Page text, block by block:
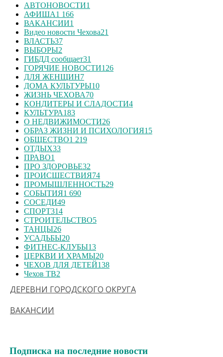
АВТОНОВОСТИ1
АФИША1 166
ВАКАНСИИ1
Видео новости Чехова21
ВЛАСТЬ37
ВЫБОРЫ2
ГИБДД сообщает31
ГОРЯЧИЕ НОВОСТИ126
ДЛЯ ЖЕНЩИН7
ДОМА КУЛЬТУРЫ10
ЖИЗНЬ ЧЕХОВА70
КОНДИТЕРЫ И СЛАДОСТИ4
КУЛЬТУРА183
О НЕДВИЖИМОСТИ26
ОБРАЗ ЖИЗНИ И ПСИХОЛОГИЯ15
ОБЩЕСТВО1 219
ОТДЫХ33
ПРАВО1
ПРО ЗДОРОВЬЕ32
ПРОИСШЕСТВИЯ74
ПРОМЫШЛЕННОСТЬ29
СОБЫТИЯ1 690
СОСЕДИ49
СПОРТ314
СТРОИТЕЛЬСТВО5
ТАНЦЫ26
УСАДЬБЫ20
ФИТНЕС-КЛУБЫ13
ЦЕРКВИ И ХРАМЫ20
ЧЕХОВ ДЛЯ ДЕТЕЙ138
Чехов ТВ2
ДЕРЕВНИ ГОРОДСКОГО ОКРУГА
ВАКАНСИИ
Подписка на последние новости